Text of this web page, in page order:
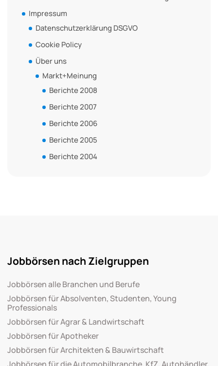
Impressum
Datenschutzerklärung DSGVO
Cookie Policy
Über uns
Markt+Meinung
Berichte 2008
Berichte 2007
Berichte 2006
Berichte 2005
Berichte 2004
Jobbörsen nach Zielgruppen
Jobbörsen alle Branchen und Berufe
Jobbörsen für Absolventen, Studenten, Young
Professionals
Jobbörsen für Agrar & Landwirtschaft
Jobbörsen für Apotheker
Jobbörsen für Architekten & Bauwirtschaft